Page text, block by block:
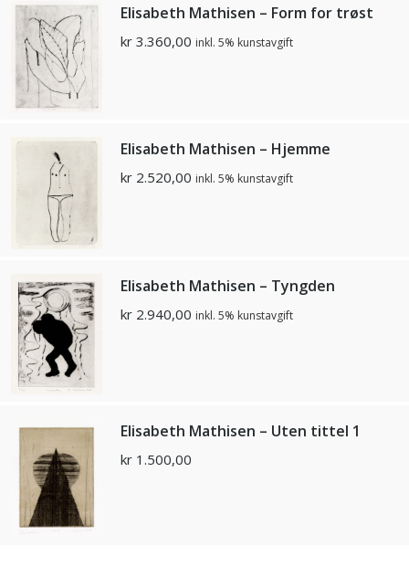
Elisabeth Mathisen – Form for trøst
kr 3.360,00 inkl. 5% kunstavgift
Elisabeth Mathisen – Hjemme
kr 2.520,00 inkl. 5% kunstavgift
Elisabeth Mathisen – Tyngden
kr 2.940,00 inkl. 5% kunstavgift
Elisabeth Mathisen – Uten tittel 1
kr 1.500,00